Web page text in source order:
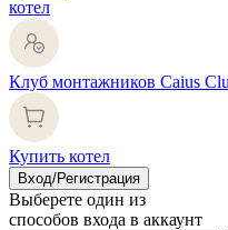
котел
Клуб монтажников Caius
Купить котел
Вход/Регистрация
Выберете один из
способов входа в аккаунт